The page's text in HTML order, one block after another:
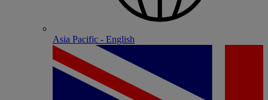
Asia Pacific - English